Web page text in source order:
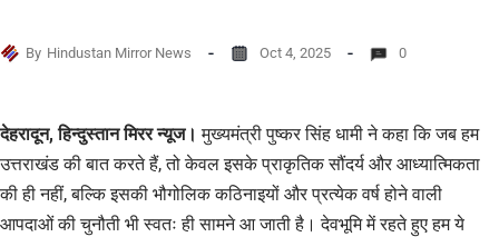
By Hindustan Mirror News Oct 4, 2025 0
देहरादून, हिन्दुस्तान मिरर न्यूज। मुख्यमंत्री पुष्कर सिंह धामी ने कहा कि जब हम
उत्तराखंड की बात करते हैं, तो केवल इसके प्राकृतिक सौंदर्य और आध्यात्मिकता
की ही नहीं, बल्कि इसकी भौगोलिक कठिनाइयों और प्रत्येक वर्ष होने वाली
आपदाओं की चुनौती भी स्वतः ही सामने आ जाती है। देवभूमि में रहते हुए हम ये